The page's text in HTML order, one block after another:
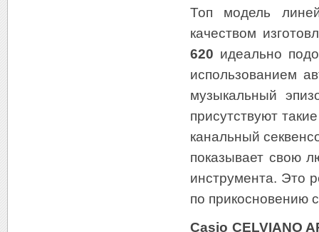
Топ модель
качеством
620 идеально
использованием
музыкальный
присутствуют
канальный
показывает свою
инструмента. Это
по прикосновению
Casio CELVIANO